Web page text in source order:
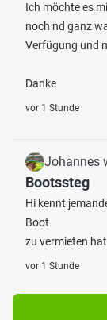
Ich möchte es
noch nd ganz
Verfügung und
Danke
vor 1 Stunde
Johannes
Bootssteg
Hi kennt
Boot
zu vermieten
vor 1 Stunde